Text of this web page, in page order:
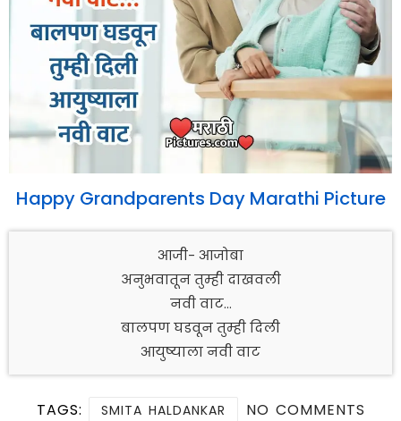
Happy Grandparents Day Marathi Picture
आजी- आजोबा
अनुभवातून तुम्ही दाखवली
नवी वाट…
बालपण घडवून तुम्ही दिली
आयुष्याला नवी वाट
TAGS: SMITA HALDANKAR NO COMMENTS